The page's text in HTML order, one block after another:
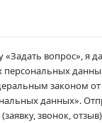
вопрос», я
персональных
законом от
данных».
звонок,